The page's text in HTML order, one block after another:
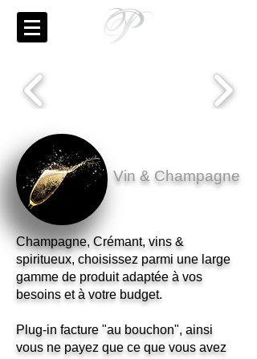
Vin & Champagne
Champagne, Crémant, vins &
spiritueux, choisissez parmi une large
gamme de produit adaptée à vos
besoins et à votre budget.
Plug-in facture "au bouchon", ainsi
vous ne payez que ce que vous avez